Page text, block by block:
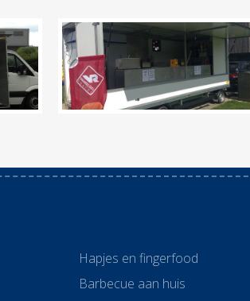
Hapjes en fingerfood
Barbecue aan huis